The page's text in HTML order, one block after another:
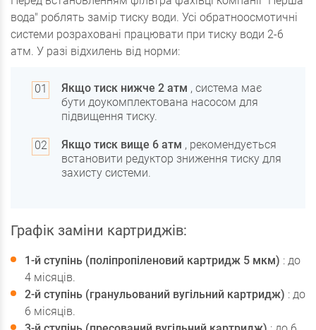
вода" роблять замір тиску води. Усі обратноосмотичні
системи розраховані працювати при тиску води 2-6
атм. У разі відхилень від норми:
Якщо тиск нижче 2 атм , система має
бути доукомплектована насосом для
підвищення тиску.
Якщо тиск вище 6 атм , рекомендується
встановити редуктор зниження тиску для
захисту системи.
Графік заміни картриджів:
1-й ступінь (поліпропіленовий картридж 5 мкм) : до
4 місяців.
2-й ступінь (гранульований вугільний картридж) : до
6 місяців.